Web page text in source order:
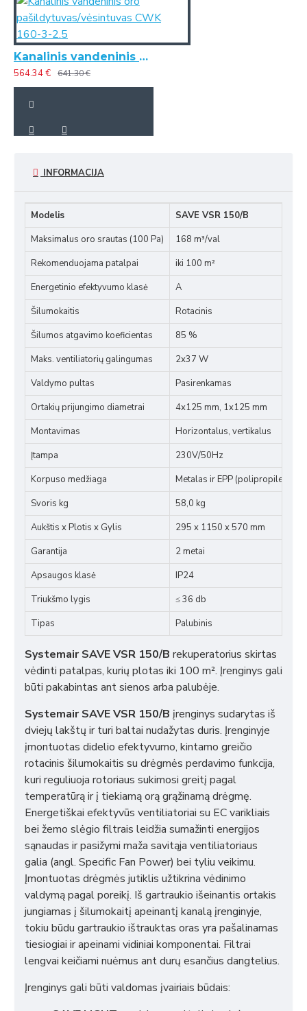
Kanalinis vandeninis oro pašildytuvas/vėsintuvas CWK 160-3-2.5
564.34 € 641.30 €
INFORMACIJA
Modelis
SAVE VSR 150/B
Maksimalus oro srautas (100 Pa)
168 m³/val
Rekomenduojama patalpai
iki 100 m²
Energetinio efektyvumo klasė
A
Šilumokaitis
Rotacinis
Šilumos atgavimo koeficientas
85 %
Maks. ventiliatorių galingumas
2x37 W
Valdymo pultas
Pasirenkamas
Ortakių prijungimo diametrai
4x125 mm, 1x125 mm
Montavimas
Horizontalus, vertikalus
Įtampa
230V/50Hz
Korpuso medžiaga
Metalas ir EPP (polipropileno
Svoris kg
58,0 kg
Aukštis x Plotis x Gylis
295 x 1150 x 570 mm
Garantija
2 metai
Apsaugos klasė
IP24
Triukšmo lygis
≤ 36 db
Tipas
Palubinis
Systemair SAVE VSR 150/B rekuperatorius skirtas
vėdinti patalpas, kurių plotas iki 100 m². Įrenginys gali
būti pakabintas ant sienos arba palubėje.
Systemair SAVE VSR 150/B įrenginys sudarytas iš
dviejų lakštų ir turi baltai nudažytas duris. Įrenginyje
įmontuotas didelio efektyvumo, kintamo greičio
rotacinis šilumokaitis su drėgmės perdavimo funkcija,
kuri reguliuoja rotoriaus sukimosi greitį pagal
temperatūrą ir į tiekiamą orą grąžinamą drėgmę.
Energetiškai efektyvūs ventiliatoriai su EC varikliais
bei žemo slėgio filtrais leidžia sumažinti energijos
sąnaudas ir pasižymi maža savitąja ventiliatoriaus
galia (angl. Specific Fan Power) bei tyliu veikimu.
Įmontuotas drėgmės jutiklis užtikrina vėdinimo
valdymą pagal poreikį. Iš gartraukio išeinantis ortakis
jungiamas į šilumokaitį apeinantį kanalą įrenginyje,
tokiu būdu gartraukio ištrauktas oras yra pašalinamas
tiesiogiai ir apeinami vidiniai komponentai. Filtrai
lengvai keičiami nuėmus ant durų esančius dangtelius.
Įrenginys gali būti valdomas įvairiais būdais: